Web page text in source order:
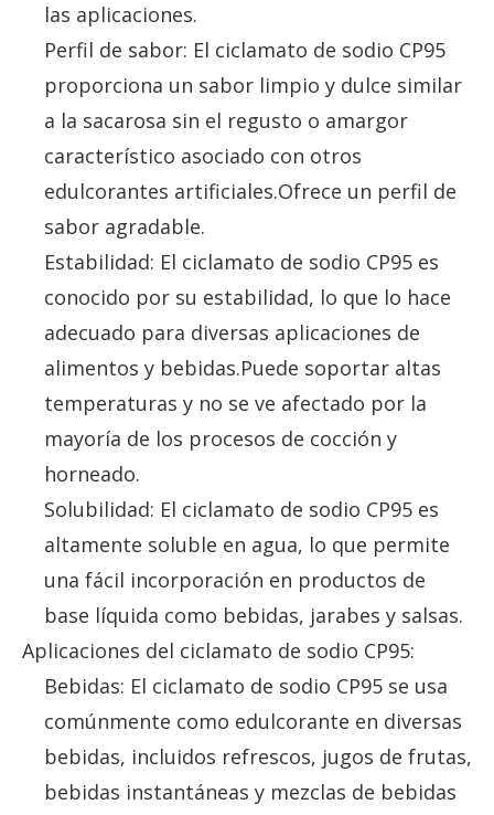
las aplicaciones.
Perfil de sabor: El ciclamato de sodio CP95
proporciona un sabor limpio y dulce similar
a la sacarosa sin el regusto o amargor
característico asociado con otros
edulcorantes artificiales.Ofrece un perfil de
sabor agradable.
Estabilidad: El ciclamato de sodio CP95 es
conocido por su estabilidad, lo que lo hace
adecuado para diversas aplicaciones de
alimentos y bebidas.Puede soportar altas
temperaturas y no se ve afectado por la
mayoría de los procesos de cocción y
horneado.
Solubilidad: El ciclamato de sodio CP95 es
altamente soluble en agua, lo que permite
una fácil incorporación en productos de
base líquida como bebidas, jarabes y salsas.
Aplicaciones del ciclamato de sodio CP95:
Bebidas: El ciclamato de sodio CP95 se usa
comúnmente como edulcorante en diversas
bebidas, incluidos refrescos, jugos de frutas,
bebidas instantáneas y mezclas de bebidas